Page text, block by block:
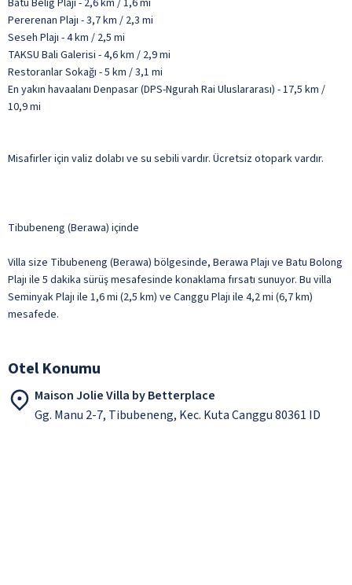
Pererenan Plajı - 3,7 km / 2,3 mi
Seseh Plajı - 4 km / 2,5 mi
TAKSU Bali Galerisi - 4,6 km / 2,9 mi
Restoranlar Sokağı - 5 km / 3,1 mi
En yakın havaalanı Denpasar (DPS-Ngurah Rai Uluslararası) - 17,5 km /
10,9 mi
Misafirler için valiz dolabı ve su sebili vardır. Ücretsiz otopark vardır.
Tibubeneng (Berawa) içinde
Villa size Tibubeneng (Berawa) bölgesinde, Berawa Plajı ve Batu Bolong
Plajı ile 5 dakika sürüş mesafesinde konaklama fırsatı sunuyor. Bu villa
Seminyak Plajı ile 1,6 mi (2,5 km) ve Canggu Plajı ile 4,2 mi (6,7 km)
mesafede.
Otel Konumu
Maison Jolie Villa by Betterplace
Gg. Manu 2-7, Tibubeneng, Kec. Kuta Canggu 80361 ID